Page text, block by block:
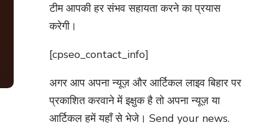
टीम आपकी हर संभव सहायता करने का प्रयास
करेगी।
[cpseo_contact_info]
अगर आप अपना न्यूज़ और आर्टिकल लाइव बिहार पर
प्रकाशित करवाने में इक्षुक है तो अपना न्यूज़ या
आर्टिकल हमें यहाँ से भेजे। Send your news.